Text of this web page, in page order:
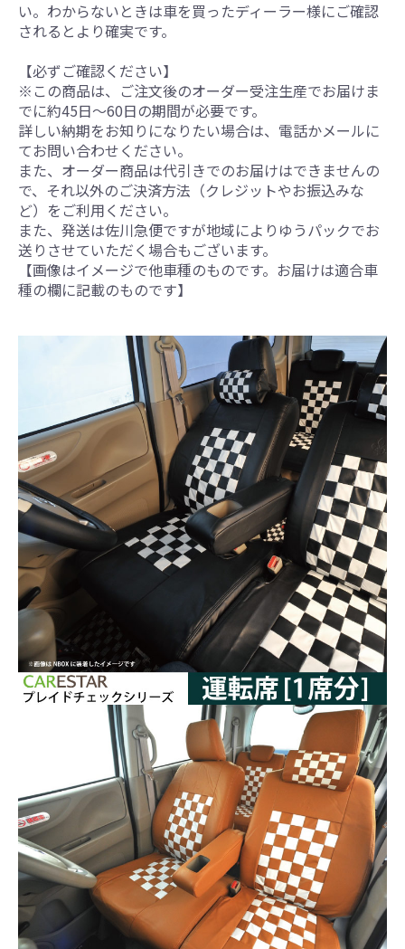
い。わからないときは車を買ったディーラー様にご確認
されるとより確実です。
【必ずご確認ください】
※この商品は、ご注文後のオーダー受注生産でお届けま
でに約45日～60日の期間が必要です。
詳しい納期をお知りになりたい場合は、電話かメールに
てお問い合わせください。
また、オーダー商品は代引きでのお届けはできませんの
で、それ以外のご決済方法（クレジットやお振込みな
ど）をご利用ください。
また、発送は佐川急便ですが地域によりゆうパックでお
送りさせていただく場合もございます。
【画像はイメージで他車種のものです。お届けは適合車
種の欄に記載のものです】